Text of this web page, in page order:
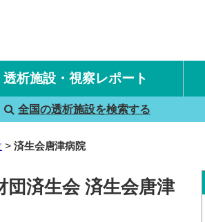
透析施設・視察レポート
国内旅行透析レポート
海外旅行透析レポート
全国の透析施設を検索する
済生会唐津病院
団済生会 済生会唐津